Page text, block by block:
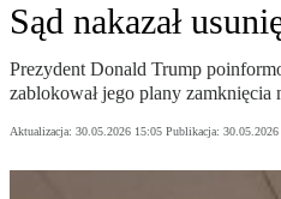
Sąd nakazał
Prezydent Donald Trump
zablokował jego plany zamknięcia
Aktualizacja: 30.05.2026 15:05 Publikacja: